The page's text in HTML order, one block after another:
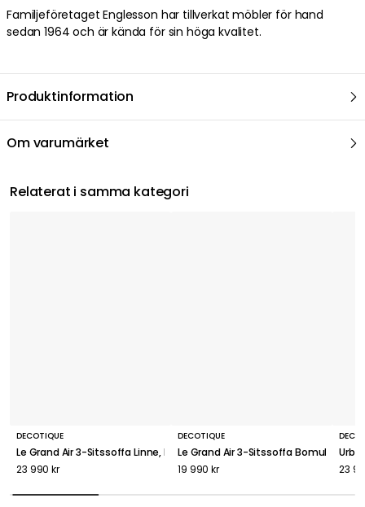
Familjeföretaget Englesson har tillverkat möbler för hand
sedan 1964 och är kända för sin höga kvalitet.
Produktinformation
Om varumärket
Relaterat i samma kategori
DECOTIQUE
Le Grand Air 3-Sitssoffa Linne, Natural Blonde
23 990 kr
DECOTIQUE
Le Grand Air 3-Sitssoffa Bomull, Beige
19 990 kr
23